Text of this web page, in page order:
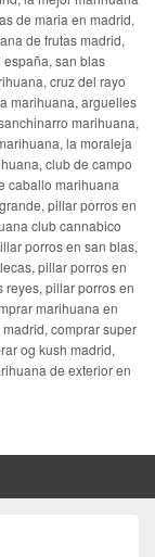
de maria en madrid,
de frutas madrid,
san blas
cruz del rayo
marihuana, arguelles
marihuana,
la moraleja
club de campo
caballo marihuana
pillar porros en
club cannabico
porros en san blas,
pillar porros en
pillar porros en
marihuana en
comprar super
og kush madrid,
de exterior en